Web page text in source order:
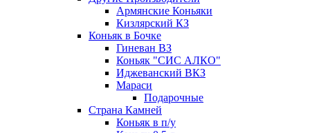
Армянские Коньяки
Кизлярский КЗ
Коньяк в Бочке
Гиневан ВЗ
Коньяк "СИС АЛКО"
Иджеванский ВКЗ
Мараси
Подарочные
Страна Камней
Коньяк в п/у